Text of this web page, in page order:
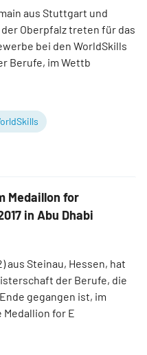
aus Stuttgart und
Oberpfalz treten für das
bei den WorldSkills
Berufe, im Wettb
Medaillon for
in Abu Dhabi
aus Steinau, Hessen, hat
der Berufe, die
gegangen ist, im
for E